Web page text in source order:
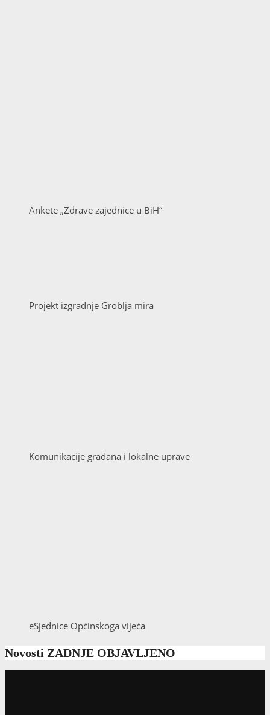
Ankete „Zdrave zajednice u BiH“
Projekt izgradnje Groblja mira
Komunikacije građana i lokalne uprave
eSjednice Općinskoga vijeća
Novosti ZADNJE OBJAVLJENO